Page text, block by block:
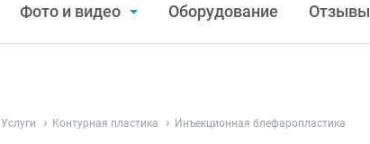
Фото и видео Оборудование Отзывы
Услуги Контурная пластика Инъекционная блефаропластика